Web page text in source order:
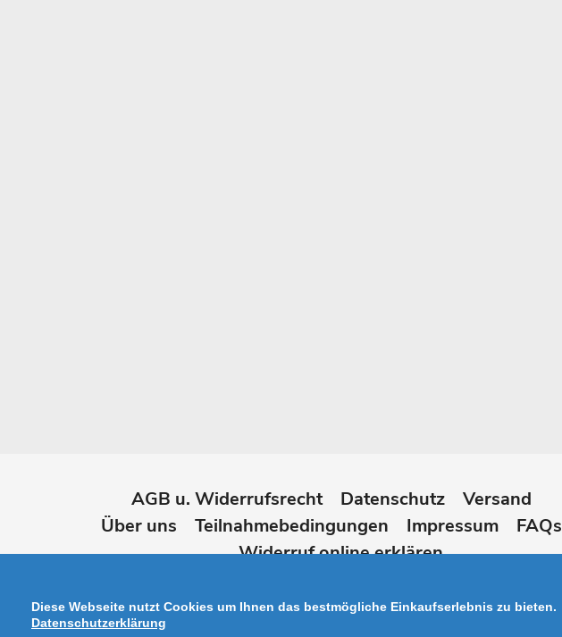
AGB u. Widerrufsrecht Datenschutz
Versand
Über uns
Teilnahmebedingungen Impressum
FAQs
Widerruf online erklären
Diese Webseite nutzt Cookies um Ihnen das bestmögliche Einkaufserlebnis zu bieten.
Datenschutzerklärung